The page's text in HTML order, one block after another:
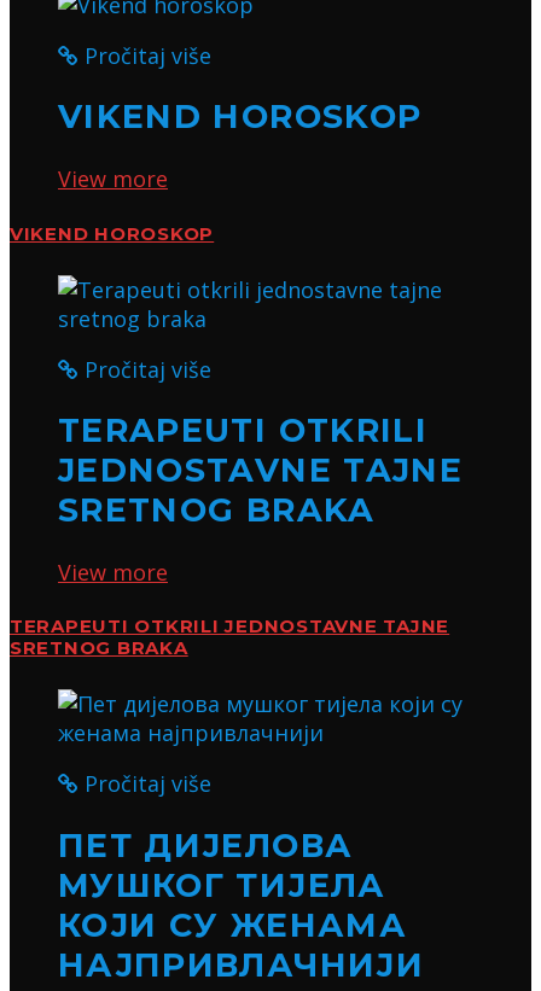
Pročitaj više
VIKEND HOROSKOP
View more
VIKEND HOROSKOP
Pročitaj više
TERAPEUTI OTKRILI
JEDNOSTAVNE TAJNE
SRETNOG BRAKA
View more
TERAPEUTI OTKRILI JEDNOSTAVNE TAJNE
SRETNOG BRAKA
Pročitaj više
ПЕТ ДИЈЕЛОВА
МУШКОГ ТИЈЕЛА
КОЈИ СУ ЖЕНАМА
НАЈПРИВЛАЧНИЈИ